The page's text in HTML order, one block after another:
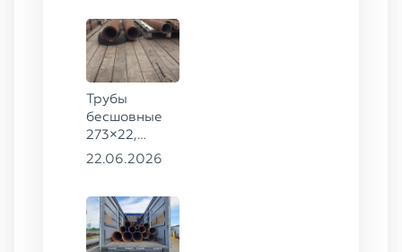
Трубы
бесшовные
273×22,
245×26,
22.06.2026